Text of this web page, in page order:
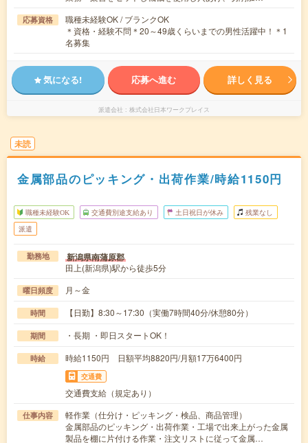
応募資格
職種未経験OK / ブランクOK
＊資格・経験不問＊20～49歳くらいまでの男性活躍中！＊1
名募集
気になる! 応募へ進む 詳しく見る
派遣会社 株式会社日本ワークプレイス
未読
金属部品のピッキング・出荷作業/時給1150円
職種未経験OK 交通費別途支給あり 土日祝日が休み 残業なし
派遣
勤務地 新潟県南蒲原郡
田上(新潟県)駅から徒歩5分
曜日頻度 月～金
時間 【日勤】8:30～17:30（実働7時間40分/休憩80分）
期間 ・長期 ・即日スタートOK！
時給 時給1150円 日額平均8820円/月額17万6400円
交通費
交通費支給（規定あり）
仕事内容
軽作業（仕分け・ピッキング・検品、商品管理）
金属部品のピッキング・出荷作業・工場で出来上がった金属
製品を棚に片付ける作業・注文リストに従って金属…